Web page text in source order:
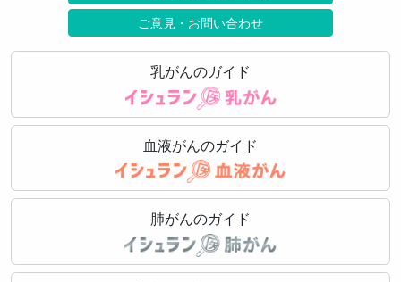
ご意見・お問い合わせ
乳がんのガイド
血液がんのガイド
肺がんのガイド